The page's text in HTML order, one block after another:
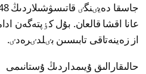
عانا اقشا قالعان. بۇل كٶپتەگەن
از زەينەتاقى تابىسىن بٸلدٸرەدٸ.
حالىقارالىق ۇيىمداردىڭ ۇستانىمى